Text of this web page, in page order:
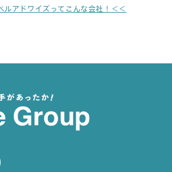
ルアドワイズってこんな会社！＜＜